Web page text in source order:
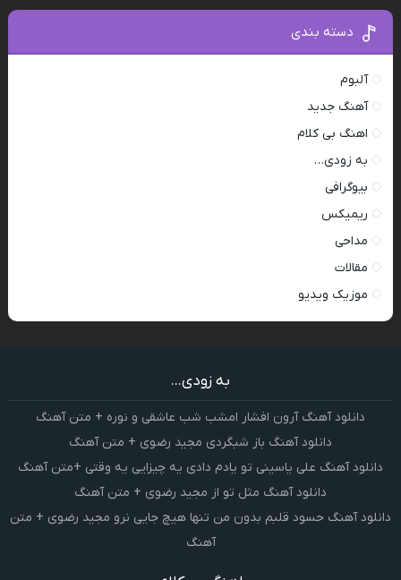
دسته بندی
آلبوم
آهنگ جدید
اهنگ بی کلام
به زودی…
بیوگرافی
ریمیکس
مداحی
مقالات
موزیک ویدیو
به زودی...
دانلود آهنگ آرون افشار امشب شب عاشقی و نوره + متن آهنگ
دانلود آهنگ باز شبگردی مجید رضوی + متن آهنگ
دانلود آهنگ علی یاسینی تو یادم دادی یه چیزایی یه وقتی +متن آهنگ
دانلود آهنگ مثل تو از مجید رضوی + متن آهنگ
دانلود آهنگ حسود قلبم بدون من تنها هیچ جایی نرو مجید رضوی + متن
آهنگ